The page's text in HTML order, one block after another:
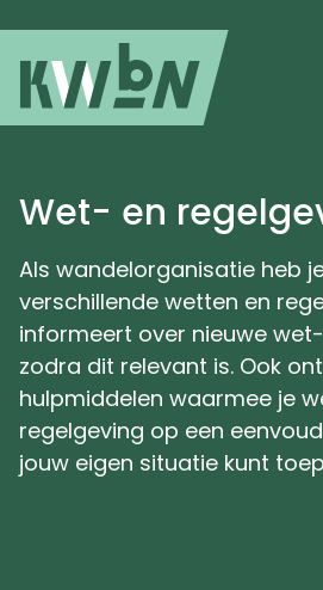
Wet- en
Als wandelorganisatie heb
verschillende wetten en
informeert over nieuwe
zodra dit relevant is. Ook
hulpmiddelen waarmee je
regelgeving op een
jouw eigen situatie kunt